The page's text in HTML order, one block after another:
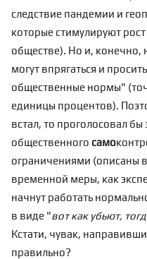
следствие пандемии и
которые стимулируют
обществе). Но и, конечно,
могут впрягаться и
общественные нормы"
единицы процентов).
встал, то проголосовал бы
общественного само
ограничениями (описаны
временной меры, как
начнут работать
в виде "вот как убьют,
Кстати, чувак,
правильно?